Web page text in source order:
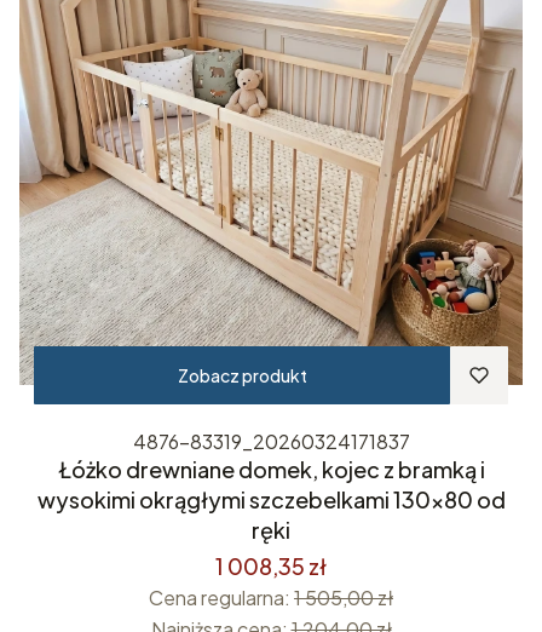
Zobacz produkt
4876-83319_20260324171837
Łóżko drewniane domek, kojec z bramką i
wysokimi okrągłymi szczebelkami 130x80 od
ręki
1 008,35 zł
Cena regularna: 1 505,00 zł